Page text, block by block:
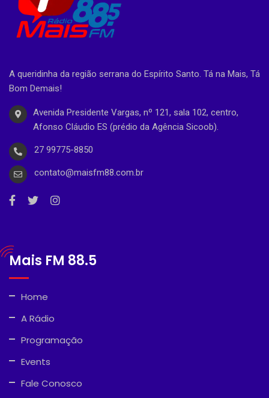
A queridinha da região serrana do Espírito Santo. Tá na Mais, Tá
Bom Demais!
Avenida Presidente Vargas, nº 121, sala 102, centro,
Afonso Cláudio ES (prédio da Agência Sicoob).
27 99775-8850
contato@maisfm88.com.br
Mais FM 88.5
Home
A Rádio
Programação
Events
Fale Conosco